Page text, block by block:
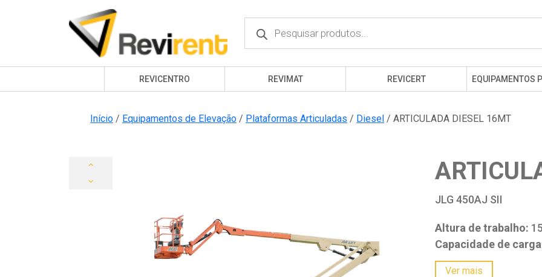
Products
search
REVICENTRO REVIMAT REVICERT EQUIPAMENTOS
Início / Equipamentos de Elevação / Plataformas Articuladas / Diesel / ARTICULADA DIESEL 16MT
JLG 450AJ SII
Altura de trabalho:
Capacidade de
Peso total:7484 kg
Ver mais